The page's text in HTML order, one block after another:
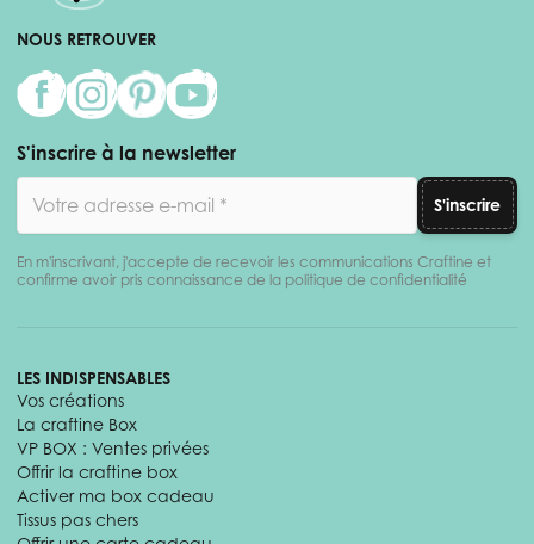
NOUS RETROUVER
S'inscrire à la newsletter
S'inscrire
En m'inscrivant, j'accepte de recevoir les communications Craftine et
confirme avoir pris connaissance de la politique de confidentialité
LES INDISPENSABLES
Vos créations
La craftine Box
VP BOX : Ventes privées
Offrir la craftine box
Activer ma box cadeau
Tissus pas chers